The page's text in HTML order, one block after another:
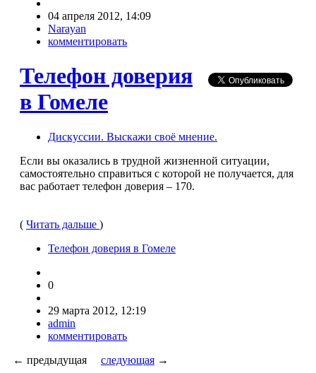
04 апреля 2012, 14:09
Narayan
комментировать
Телефон доверия
в Гомеле
Дискуссии. Выскажи своё мнение.
Если вы оказались в трудной жизненной ситуации,
самостоятельно справиться с которой не получается, для
вас работает телефон доверия – 170.
( Читать дальше )
Телефон доверия в Гомеле
0
29 марта 2012, 12:19
admin
комментировать
← предыдущая следующая →